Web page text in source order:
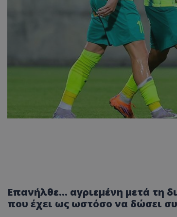
Επανήλθε... αγριεμένη μετά τη
που έχει ως ωστόσο να δώσει